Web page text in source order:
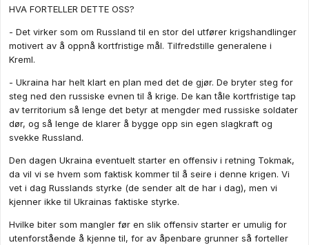
HVA FORTELLER DETTE OSS?
- Det virker som om Russland til en stor del utfører krigshandlinger
motivert av å oppnå kortfristige mål. Tilfredstille generalene i
Kreml.
- Ukraina har helt klart en plan med det de gjør. De bryter steg for
steg ned den russiske evnen til å krige. De kan tåle kortfristige tap
av territorium så lenge det betyr at mengder med russiske soldater
dør, og så lenge de klarer å bygge opp sin egen slagkraft og
svekke Russland.
Den dagen Ukraina eventuelt starter en offensiv i retning Tokmak,
da vil vi se hvem som faktisk kommer til å seire i denne krigen. Vi
vet i dag Russlands styrke (de sender alt de har i dag), men vi
kjenner ikke til Ukrainas faktiske styrke.
Hvilke biter som mangler før en slik offensiv starter er umulig for
utenforstående å kjenne til, for av åpenbare grunner så forteller